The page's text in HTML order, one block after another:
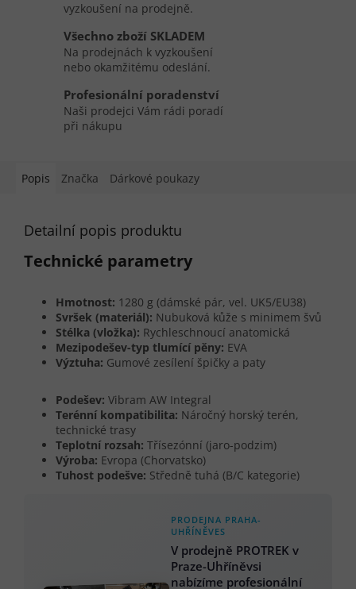
vyzkoušení na prodejně.
Všechno zboží SKLADEM
Na prodejnách k vyzkoušení
nebo okamžitému odeslání.
Profesionální poradenství
Naši prodejci Vám rádi poradí
při nákupu
Popis Značka Dárkové poukazy
Detailní popis produktu
Technické parametry
Hmotnost: 1280 g (dámské pár, vel. UK5/EU38)
Svršek (materiál): Nubuková kůže s minimem švů
Stélka (vložka): Rychleschnoucí anatomická
Mezipodešev-typ tlumící pěny: EVA
Výztuha: Gumové zesílení špičky a paty
Podešev: Vibram AW Integral
Terénní kompatibilita: Náročný horský terén,
technické trasy
Teplotní rozsah: Třísezónní (jaro-podzim)
Výroba: Evropa (Chorvatsko)
Tuhost podešve: Středně tuhá (B/C kategorie)
PRODEJNA PRAHA-
UHŘÍNĚVES
V prodejně PROTREK v
Praze-Uhříněvsi
nabízíme profesionální